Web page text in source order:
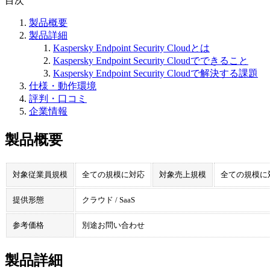
製品概要
製品詳細
Kaspersky Endpoint Security Cloudとは
Kaspersky Endpoint Security Cloudでできること
Kaspersky Endpoint Security Cloudで解決する課題
仕様・動作環境
評判・口コミ
企業情報
製品概要
対象従業員規模 全ての規模に対応 対象売上規模 全ての規模に
提供形態 クラウド / SaaS
参考価格 別途お問い合わせ
製品詳細